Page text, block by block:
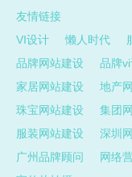
友情链接
VI设计
懒人时代
品牌网站建设
品牌
家居网站建设
地产
珠宝网站建设
集团
服装网站建设
深圳
广州品牌顾问
网络